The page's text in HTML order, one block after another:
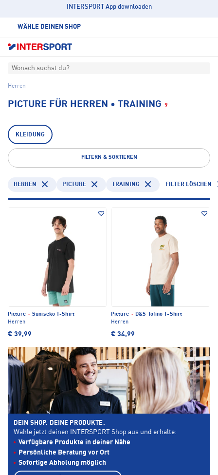
INTERSPORT App downloaden
WÄHLE DEINEN SHOP
Wonach suchst du?
Herren
PICTURE FÜR HERREN • TRAINING 9
KLEIDUNG
FILTERN & SORTIEREN
HERREN PICTURE TRAINING FILTER LÖSCHEN
Picture · Suniseko T-Shirt
Herren
€ 39,99
Picture ·
D&S Tofino T-Shirt
Herren
€ 34,99
DEIN SHOP. DEINE PRODUKTE.
Wähle jetzt deinen INTERSPORT Shop aus und erhalte:
Verfügbare Produkte in deiner Nähe
Persönliche Beratung vor Ort
Sofortige Abholung möglich